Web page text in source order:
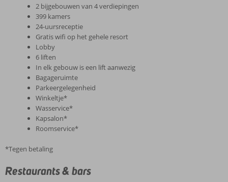
2 bijgebouwen van 4 verdiepingen
399 kamers
24-uursreceptie
Gratis wifi op het gehele resort
Lobby
6 liften
In elk gebouw is een lift aanwezig
Bagageruimte
Parkeergelegenheid
Winkeltje*
Wasservice*
Kapsalon*
Roomservice*
*Tegen betaling
Restaurants & bars